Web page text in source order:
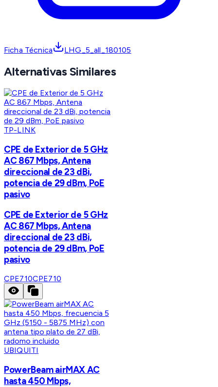
Ficha Técnica LHG_5_all_180105
Alternativas Similares
TP-LINK
CPE de Exterior de 5 GHz
AC 867 Mbps, Antena
direccional de 23 dBi,
potencia de 29 dBm, PoE
pasivo
CPE de Exterior de 5 GHz
AC 867 Mbps, Antena
direccional de 23 dBi,
potencia de 29 dBm, PoE
pasivo
CPE710CPE710
UBIQUITI
PowerBeam airMAX AC
hasta 450 Mbps,